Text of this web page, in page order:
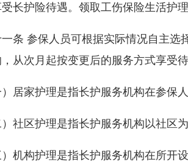
长护险待遇。领取工伤保险生活护
参保人员可根据实际情况自主选
从次月起按变更后的服务方式享受
家护理是指长护服务机构在参保人
区护理是指长护服务机构以社区为
构护理是指长护服务机构在所开设